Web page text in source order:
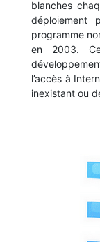
blanches
déploiement
programme
en 2003.
l’accès à
inexistant ou